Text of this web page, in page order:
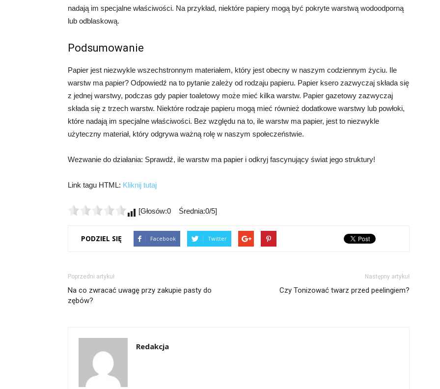
nadają im specjalne właściwości. Na przykład, niektóre papiery mogą być pokryte warstwą wodoodporną
lub odblaskową.
Podsumowanie
Papier jest niezwykle wszechstronnym materiałem, który jest obecny w naszym codziennym życiu. Ile
warstw ma papier? Odpowiedź na to pytanie zależy od rodzaju papieru. Papier ksero zazwyczaj składa się
z jednej warstwy, podczas gdy papier toaletowy może mieć kilka warstw. Papier gazetowy zazwyczaj
składa się z trzech warstw. Niektóre rodzaje papieru mogą mieć również dodatkowe warstwy lub powłoki,
które nadają im specjalne właściwości. Bez względu na to, ile warstw ma papier, jest to niezwykle
użyteczny materiał, który odgrywa ważną rolę w naszym społeczeństwie.
Wezwanie do działania: Sprawdź, ile warstw ma papier i odkryj fascynujący świat jego struktury!
Link tagu HTML: Kliknij tutaj
[Głosów:0 Średnia:0/5]
PODZIEL SIĘ Facebook Twitter
Poprzedni artykuł
Na co zwracać uwagę przy zakupie pasty do
zębów?
Następny artykuł
Czy Tonizować twarz przed peelingiem?
Redakcja